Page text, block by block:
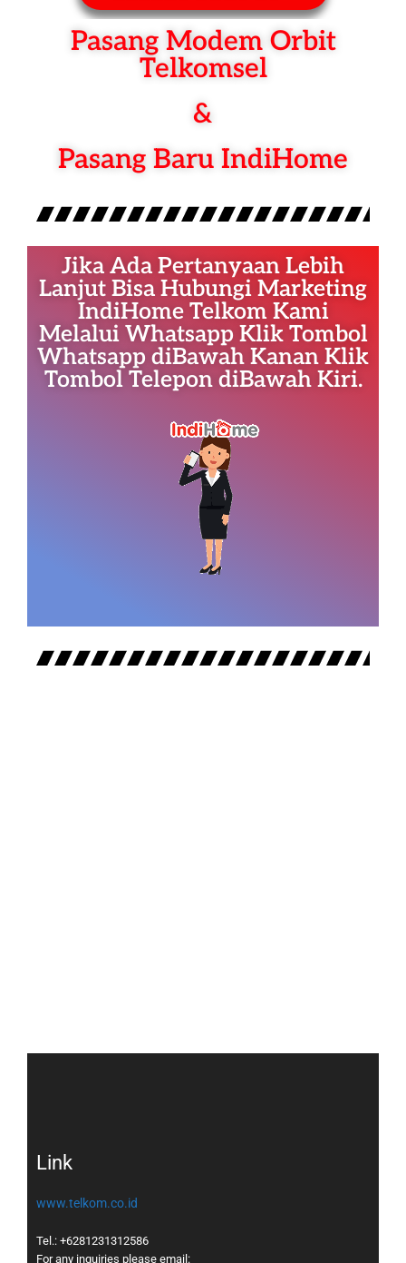
Pasang Modem Orbit
Telkomsel
&
Pasang Baru IndiHome
Jika Ada Pertanyaan Lebih
Lanjut Bisa Hubungi Marketing
IndiHome Telkom Kami
Melalui Whatsapp Klik Tombol
Whatsapp diBawah Kanan Klik
Tombol Telepon diBawah Kiri.
Link
www.telkom.co.id
Tel.: +6281231312586
For any inquiries please email: